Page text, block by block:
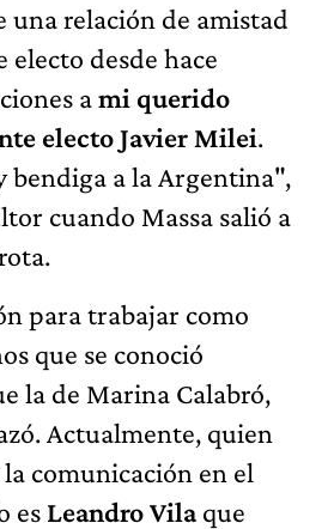
relación de amistad
electo desde hace
ami querido
electo Javier Milei.
bendiga a la Argentina",
cuando Massa salió a
para trabajar como
que se conoció
la de Marina Calabró,
Actualmente, quien
comunicación en el
es Leandro Vilaque